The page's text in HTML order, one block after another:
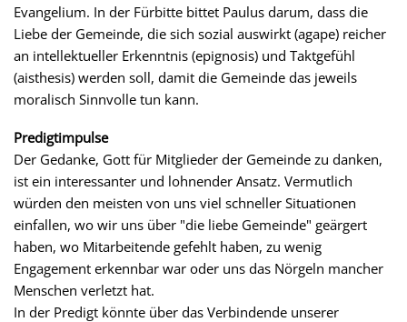
Evangelium. In der Fürbitte bittet Paulus darum, dass die
Liebe der Gemeinde, die sich sozial auswirkt (agape) reicher
an intellektueller Erkenntnis (epignosis) und Taktgefühl
(aisthesis) werden soll, damit die Gemeinde das jeweils
moralisch Sinnvolle tun kann.
Predigtimpulse
Der Gedanke, Gott für Mitglieder der Gemeinde zu danken,
ist ein interessanter und lohnender Ansatz. Vermutlich
würden den meisten von uns viel schneller Situationen
einfallen, wo wir uns über "die liebe Gemeinde" geärgert
haben, wo Mitarbeitende gefehlt haben, zu wenig
Engagement erkennbar war oder uns das Nörgeln mancher
Menschen verletzt hat.
In der Predigt könnte über das Verbindende unserer